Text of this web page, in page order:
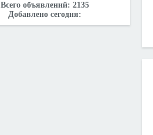
Всего объявлений: 2135
Добавлено сегодня: